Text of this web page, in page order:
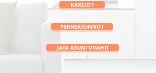
KAKSIOT
PERHEASUNNOT
JÄTÄ ASUNTOVAHTI